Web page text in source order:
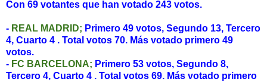
Con 69 votantes que han votado 243 votos.
- REAL MADRID; Primero 49 votos, Segundo 13, Tercero
4, Cuarto 4 . Total votos 70. Más votado primero 49
votos.
- FC BARCELONA; Primero 53 votos, Segundo 8,
Tercero 4, Cuarto 4 . Total votos 69. Más votado primero